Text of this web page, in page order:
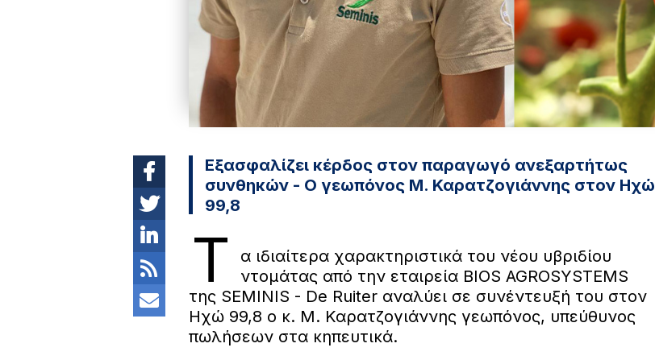
Εξασφαλίζει κέρδος στον παραγωγό ανεξαρτήτως
συνθηκών - Ο γεωπόνος Μ. Καρατζογιάννης στον Ηχώ
99,8
Τ
α ιδιαίτερα χαρακτηριστικά του νέου υβριδίου
ντομάτας από την εταιρεία BIOS AGROSYSTEMS
της SEMINIS - De Ruiter αναλύει σε συνέντευξή του στον
Ηχώ 99,8 ο κ. Μ. Καρατζογιάννης γεωπόνος, υπεύθυνος
πωλήσεων στα κηπευτικά.